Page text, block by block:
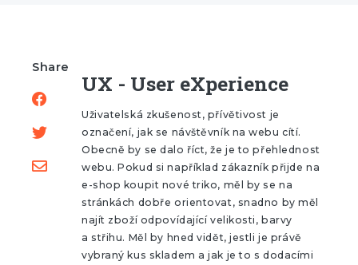
Share
UX - User eXperience
Uživatelská zkušenost, přívětivost je
označení, jak se návštěvník na webu cítí.
Obecně by se dalo říct, že je to přehlednost
webu. Pokud si například zákazník přijde na
e-shop koupit nové triko, měl by se na
stránkách dobře orientovat, snadno by měl
najít zboží odpovídající velikosti, barvy
a střihu. Měl by hned vidět, jestli je právě
vybraný kus skladem a jak je to s dodacími